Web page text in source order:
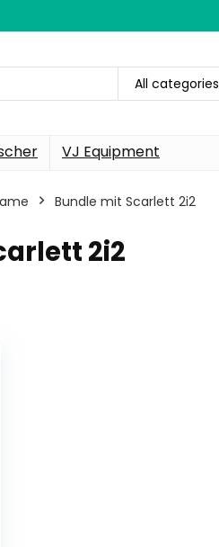
All categories
VJ Equipment
Bundle mit Scarlett 2i2
2i2